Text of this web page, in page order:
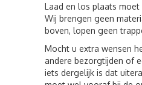
Laad en los plaats
Wij brengen geen
boven, lopen geen
Mocht u extra wensen
andere bezorgtijden of
iets dergelijk is dat